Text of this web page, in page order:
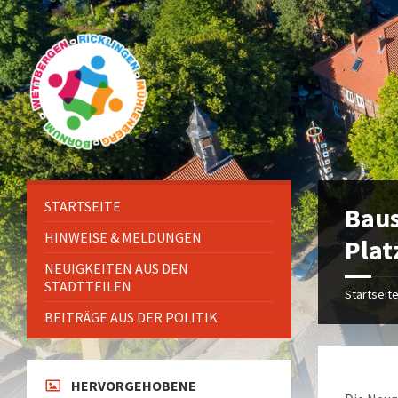
Zum
Inhalt
springen
Überspringen
auf
die
linke
Seitenleiste
Überspringen
auf
die
rechte
Seitenleiste
Zur
Fußzeile
springen
STARTSEITE
HINWEISE & MELDUNGEN
NEUIGKEITEN AUS DEN
STADTTEILEN
BEITRÄGE AUS DER POLITIK
HERVORGEHOBENE